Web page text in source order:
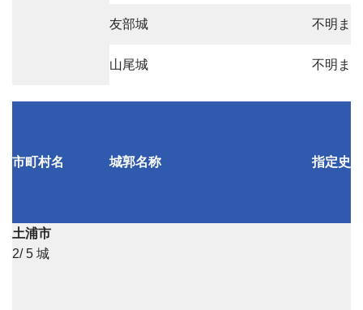
友部城 不明ま
山尾城 不明ま
市町村名 城郭名称 指定史跡
土浦市
2/ 5 城